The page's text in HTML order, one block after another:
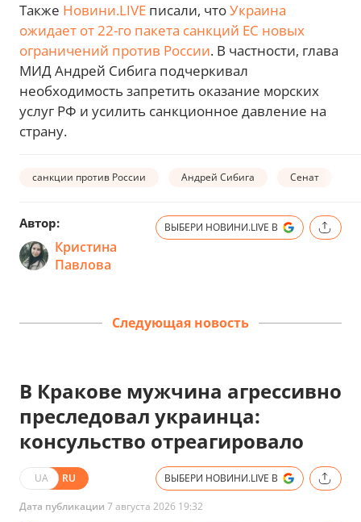
Также Новини.LIVE писали, чтоУкраина
ожидает от 22-го пакета санкций ЕС новых
ограничений против России. В частности, глава
МИД Андрей Сибига подчеркивал
необходимость запретить оказание морских
услуг РФ и усилить санкционное давление на
страну.
санкции против России Андрей Сибига Сенат
Автор:
Кристина
Павлова
ВЫБЕРИ НОВИНИ.LIVE В
Следующая новость
В Кракове мужчина агрессивно
преследовал украинца:
консульство отреагировало
UA RU ВЫБЕРИ НОВИНИ.LIVE В
Дата публикации 7 августа 2026 19:32